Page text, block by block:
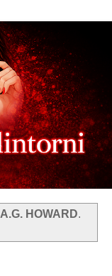
A.G. HOWARD.